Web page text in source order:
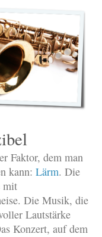
Faktor, dem man
kann: Lärm. Die
mit
Die Musik, die
Lautstärke
Konzert, auf dem